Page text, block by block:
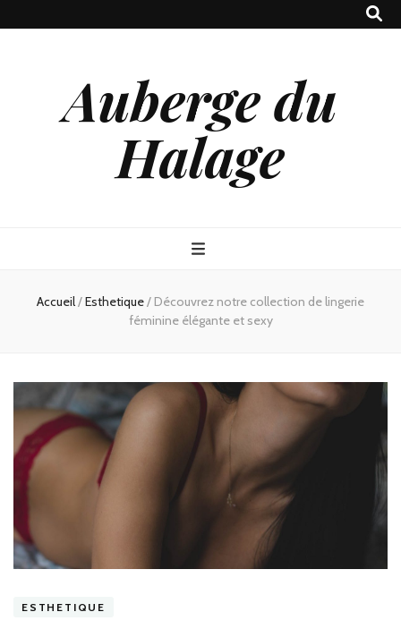
Auberge du
Halage
Accueil/Esthetique/ Découvrez notre collection de lingerie
féminine élégante et sexy
ESTHETIQUE